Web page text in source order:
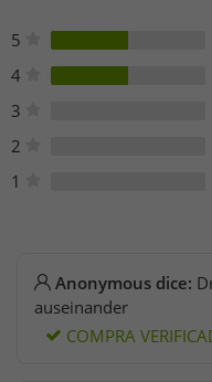
info@baeneo.com
5
4
3
2
1
Anonymous dice:
auseinander
COMPRA